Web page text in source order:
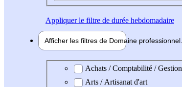
Appliquerle filtre de durée hebdomadaire
Afficher les filtres de Domaine professionnel
Domaine professionel
Achats / Comptabilité / Gestion
Arts / Artisanat d'art